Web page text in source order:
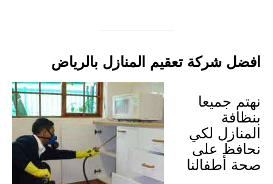
افضل شركة تعقيم المنازل بالرياض
نهتم جميعا
بنظافة
المنازل لكي
نحافظ على
صحة أطفالنا